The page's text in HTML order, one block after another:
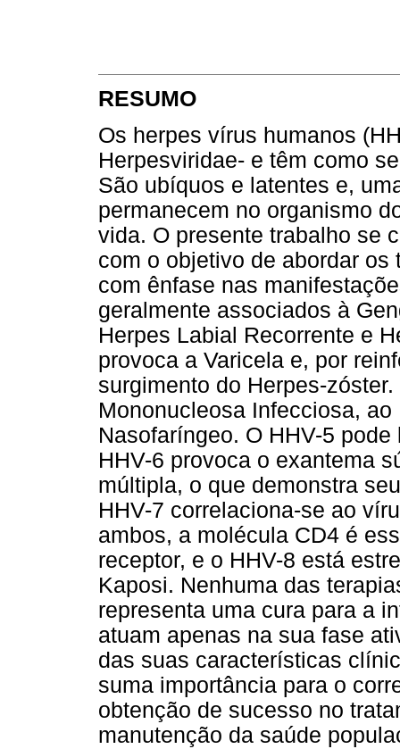
RESUMO
Os herpes vírus humanos
Herpesviridae- e têm como
São ubíquos e latentes e,
permanecem no organismo
vida. O presente trabalho se
com o objetivo de abordar
com ênfase nas
geralmente associados à
Herpes Labial Recorrente e
provoca a Varicela e, por
surgimento do Herpes-
Mononucleosa Infecciosa,
Nasofaríngeo. O HHV-5
HHV-6 provoca o exantema
múltipla, o que demonstra
HHV-7 correlaciona-se ao
ambos, a molécula CD4 é
receptor, e o HHV-8 está
Kaposi. Nenhuma das
representa uma cura para a
atuam apenas na sua fase
das suas características
suma importância para o
obtenção de sucesso no
manutenção da saúde